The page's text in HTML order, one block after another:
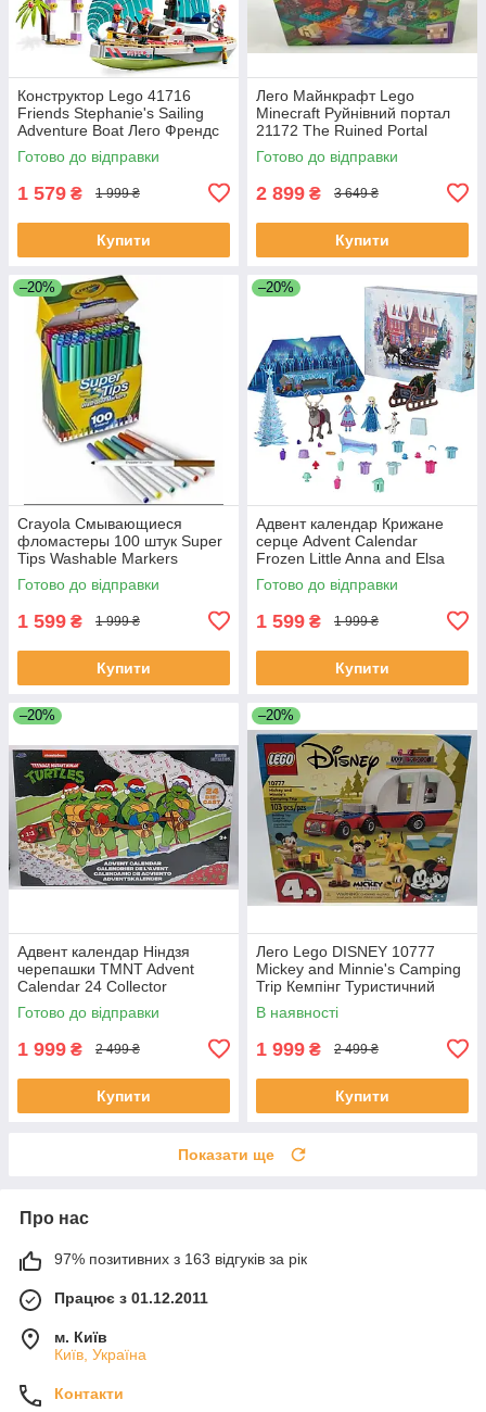
Конструктор Lego 41716
Friends Stephanie's Sailing
Adventure Boat Лего Френдс
Пригоди Стефані на яхті
Готово до відправки
1 579 ₴ 1 999 ₴
Купити
Лего Майнкрафт Lego
Minecraft Руйнівний портал
21172 The Ruined Portal
Готово до відправки
2 899 ₴ 3 649 ₴
Купити
–20%
Crayola Смывающиеся
фломастеры 100 штук Super
Tips Washable Markers
Готово до відправки
1 599 ₴ 1 999 ₴
Купити
–20%
Адвент календар Крижане
серце Advent Calendar
Frozen Little Anna and Elsa
Mattel Disney
Готово до відправки
1 599 ₴ 1 999 ₴
Купити
–20%
Адвент календар Ніндзя
черепашки TMNT Advent
Calendar 24 Collector
Teenage Mutant Ninja Jada
Toys
Готово до відправки
1 999 ₴ 2 499 ₴
Купити
–20%
Лего Lego DISNEY 10777
Mickey and Minnie's Camping
Trip Кемпінг Туристичний
похід Міккі Маус і Мінні Маус
В наявності
1 999 ₴ 2 499 ₴
Купити
Показати ще
Про нас
97% позитивних з 163 відгуків за рік
Працює з 01.12.2011
м. Київ
Київ, Україна
Контакти